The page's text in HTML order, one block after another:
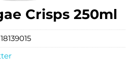
Crisps 250ml